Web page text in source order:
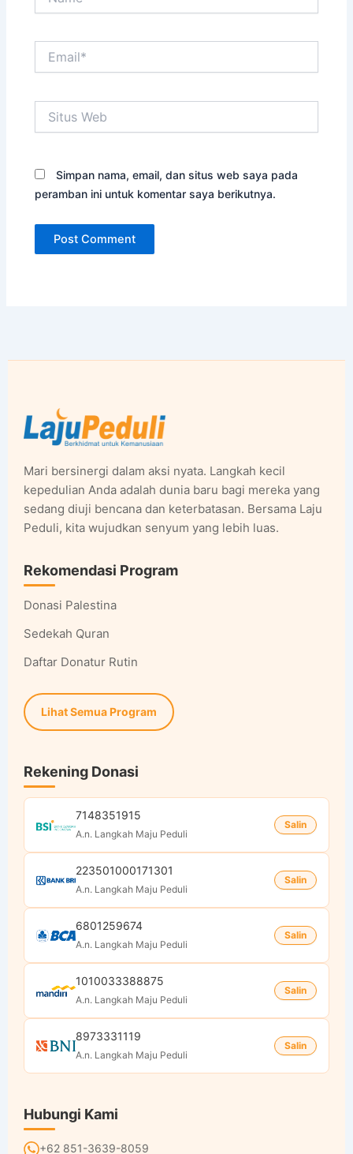
Web
Simpan nama, email, dan situs web saya pada
peramban ini untuk komentar saya berikutnya.
Mari bersinergi dalam aksi nyata. Langkah kecil
kepedulian Anda adalah dunia baru bagi mereka yang
sedang diuji bencana dan keterbatasan. Bersama Laju
Peduli, kita wujudkan senyum yang lebih luas.
Rekomendasi Program
Donasi Palestina
Sedekah Quran
Daftar Donatur Rutin
Lihat Semua Program
Rekening Donasi
7148351915
A.n. Langkah Maju Peduli
Salin
223501000171301
A.n. Langkah Maju Peduli
Salin
6801259674
A.n. Langkah Maju Peduli
Salin
1010033388875
A.n. Langkah Maju Peduli
Salin
8973331119
A.n. Langkah Maju Peduli
Salin
Hubungi Kami
+62 851-3639-8059